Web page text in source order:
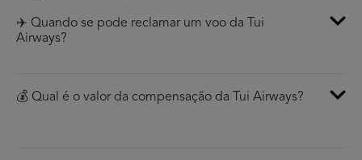
✈️ Quando se pode reclamar um voo da Tui
Airways?
💰 Qual é o valor da compensação da Tui Airways?